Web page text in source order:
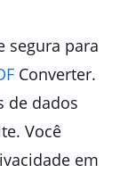
segura para
Converter.
de dados
Você
em